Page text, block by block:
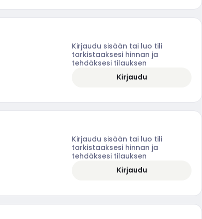
Kirjaudu sisään tai luo tili
tarkistaaksesi hinnan ja
tehdäksesi tilauksen
Kirjaudu
Kirjaudu sisään tai luo tili
tarkistaaksesi hinnan ja
tehdäksesi tilauksen
Kirjaudu